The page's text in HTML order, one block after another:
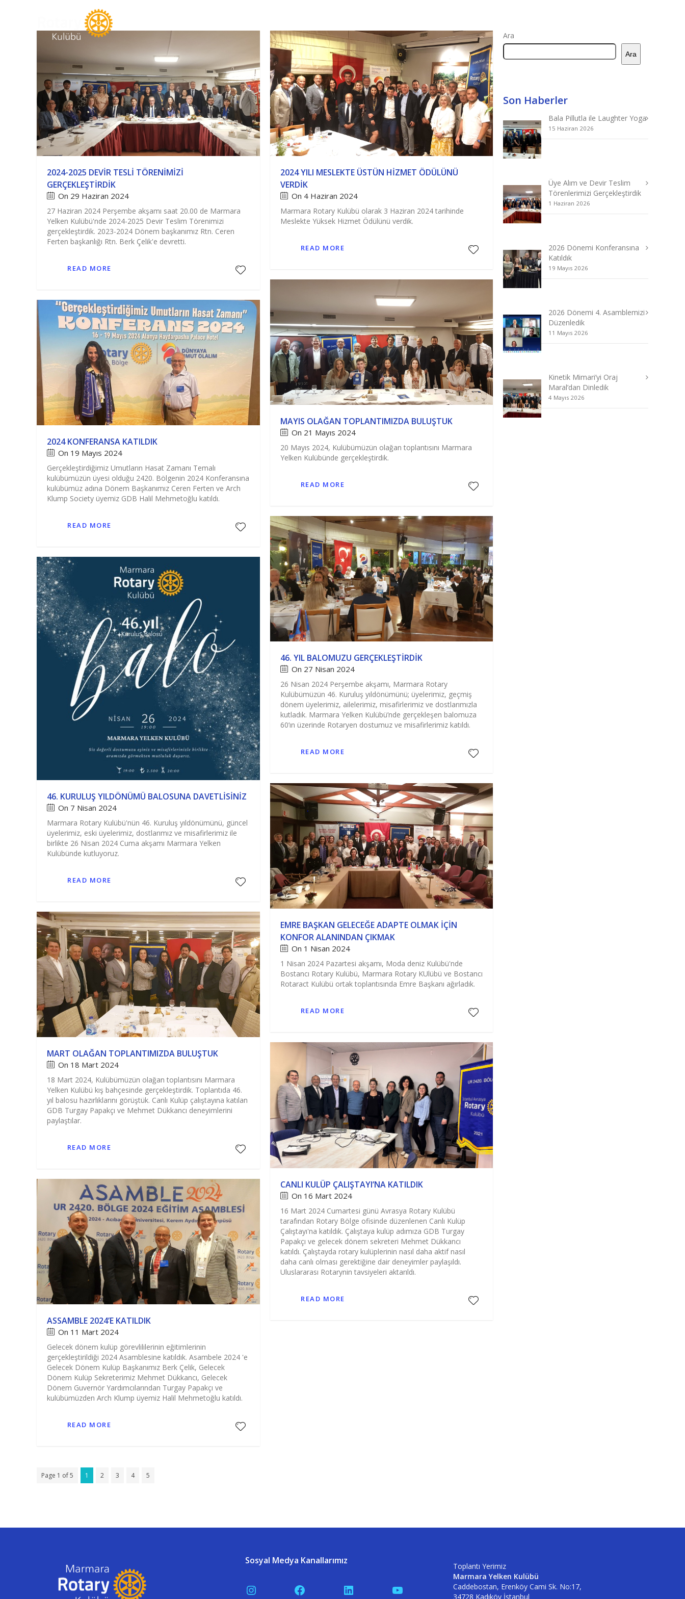
2024-2025 DEVIR TESLI TÖRENIMIZI
GERÇEKLEŞTIRDIK
On 29 Haziran 2024
27 Haziran 2024 Perşembe akşamı saat 20.00 de Marmara
Yelken Kulübü'nde 2024-2025 Devir Teslim Törenimizi
gerçekleştirdik. 2023-2024 Dönem başkanımız Rtn. Ceren
Ferten başkanlığı Rtn. Berk Çelik'e devretti.
READ MORE
2024 YILI MESLEKTE ÜSTÜN HIZMET ÖDÜLÜNÜ
VERDIK
On 4 Haziran 2024
Marmara Rotary Kulübü olarak 3 Haziran 2024 tarihinde
Meslekte Yüksek Hizmet Ödülünü verdik.
READ MORE
MAYIS OLAĞAN TOPLANTIMIZDA BULUŞTUK
On 21 Mayıs 2024
20 Mayıs 2024, Kulübümüzün olağan toplantısını Marmara
Yelken Kulübünde gerçekleştirdik.
READ MORE
2024 KONFERANSA KATILDIK
On 19 Mayıs 2024
Gerçekleştirdiğimiz Umutların Hasat Zamanı Temalı
kulübümüzün üyesi olduğu 2420. Bölgenin 2024 Konferansına
kulübümüz adına Dönem Başkanımız Ceren Ferten ve Arch
Klump Society üyemiz GDB Halil Mehmetoğlu katıldı.
READ MORE
46. YIL BALOMUZU GERÇEKLEŞTIRDIK
On 27 Nisan 2024
26 Nisan 2024 Perşembe akşamı, Marmara Rotary
Kulübümüzün 46. Kuruluş yıldönümünü; üyelerimiz, geçmiş
dönem üyelerimiz, ailelerimiz, misafirlerimiz ve dostlarımızla
kutladık. Marmara Yelken Kulübü’nde gerçekleşen balomuza
60’ın üzerinde Rotaryen dostumuz ve misafirlerimiz katıldı.
READ MORE
46. KURULUŞ YILDÖNÜMÜ BALOSUNA DAVETLISINIZ
On 7 Nisan 2024
Marmara Rotary Kulübü'nün 46. Kuruluş yıldönümünü, güncel
üyelerimiz, eski üyelerimiz, dostlarımız ve misafirlerimiz ile
birlikte 26 Nisan 2024 Cuma akşamı Marmara Yelken
Kulübünde kutluyoruz.
READ MORE
EMRE BAŞKAN GELECEĞE ADAPTE OLMAK İÇIN
KONFOR ALANINDAN ÇIKMAK
On 1 Nisan 2024
1 Nisan 2024 Pazartesi akşamı, Moda deniz Kulübü'nde
Bostancı Rotary Kulübü, Marmara Rotary KUlübü ve Bostancı
Rotaract Kulübü ortak toplantısında Emre Başkanı ağırladık.
READ MORE
MART OLAĞAN TOPLANTIMIZDA BULUŞTUK
On 18 Mart 2024
18 Mart 2024, Kulübümüzün olağan toplantısını Marmara
Yelken Kulübü kış bahçesinde gerçekleştirdik. Toplantıda 46.
yıl balosu hazırlıklarını görüştük. Canlı Kulüp çalıştayına katılan
GDB Turgay Papakçı ve Mehmet Dükkancı deneyimlerini
paylaştılar.
READ MORE
CANLI KULÜP ÇALIŞTAYI’NA KATILDIK
On 16 Mart 2024
16 Mart 2024 Cumartesi günü Avrasya Rotary Kulübü
tarafından Rotary Bölge ofisinde düzenlenen Canlı Kulüp
Çalıştayı'na katıldık. Çalıştaya kulüp adımıza GDB Turgay
Papakçı ve gelecek dönem sekreteri Mehmet Dükkancı
katıldı. Çalıştayda rotary kulüplerinin nasıl daha aktif nasıl
daha canlı olması gerektiğine dair deneyimler paylaşıldı.
Uluslararası Rotarynin tavsiyeleri aktarıldı.
READ MORE
ASSAMBLE 2024’E KATILDIK
On 11 Mart 2024
Gelecek dönem kulüp görevlililerinin eğitimlerinin
gerçekleştirildiği 2024 Asamblesine katıldık. Asambele 2024 'e
Gelecek Dönem Kulüp Başkanımız Berk Çelik, Gelecek
Dönem Kulüp Sekreterimiz Mehmet Dükkancı, Gelecek
Dönem Guvernör Yardımcılarından Turgay Papakçı ve
kulübümüzden Arch Klump üyemiz Halil Mehmetoğlu katıldı.
READ MORE
Page 1 of 5 1 2 3 4 5
Ara
Ara
Son Haberler
Bala Pillutla ile Laughter Yoga
15 Haziran 2026
Üye Alım ve Devir Teslim
Törenlerimizi Gerçekleştirdik
1 Haziran 2026
2026 Dönemi Konferansına
Katıldık
19 Mayıs 2026
2026 Dönemi 4. Asamblemizi
Düzenledik
11 Mayıs 2026
Kinetik Mimari’yi Oraj
Maral’dan Dinledik
4 Mayıs 2026
Sosyal Medya Kanallarımız
InstagramFacebookLinkedIn YouTube
Toplantı Yerimiz
Marmara Yelken Kulübü
Caddebostan, Erenköy Cami Sk. No:17,
34728 Kadıköy İstanbul